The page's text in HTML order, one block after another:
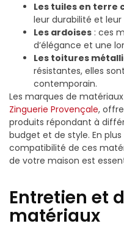
Les tuiles en terre
leur durabilité et leur
Les ardoises : ces
d’élégance et une
Les toitures
résistantes, elles
contemporain.
Les marques de
Zinguerie Provençale,
produits répondant à
budget et de style. En
compatibilité de ces
de votre maison est
Entretien et
matériaux